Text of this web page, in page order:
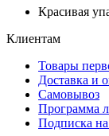
Красивая
Клиентам
Товары
Доставка и
Самовывоз
Программа
Подписка